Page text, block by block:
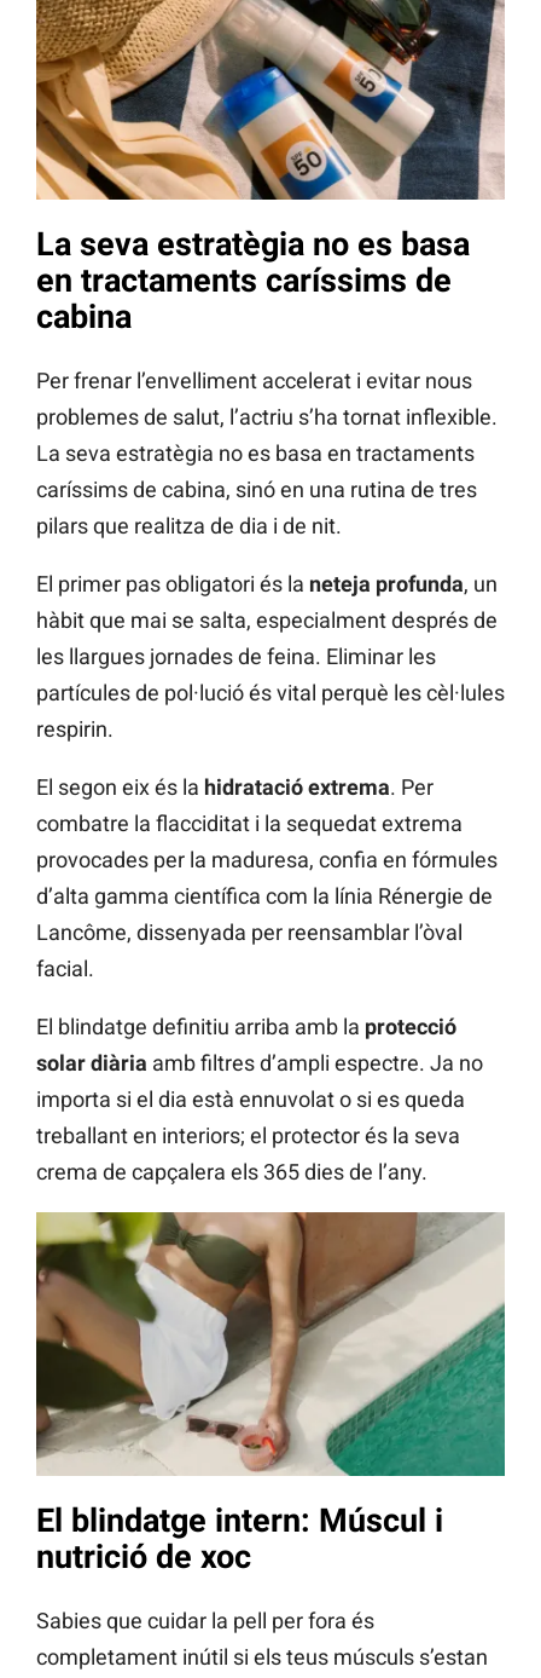
La seva estratègia no es basa
en tractaments caríssims de
cabina
Per frenar l’envelliment accelerat i evitar nous
problemes de salut, l’actriu s’ha tornat inflexible.
La seva estratègia no es basa en tractaments
caríssims de cabina, sinó en una rutina de tres
pilars que realitza de dia i de nit.
El primer pas obligatori és la neteja profunda, un
hàbit que mai se salta, especialment després de
les llargues jornades de feina. Eliminar les
partícules de pol·lució és vital perquè les cèl·lules
respirin.
El segon eix és la hidratació extrema. Per
combatre la flacciditat i la sequedat extrema
provocades per la maduresa, confia en fórmules
d’alta gamma científica com la línia Rénergie de
Lancôme, dissenyada per reensamblar l’òval
facial.
El blindatge definitiu arriba amb la protecció
solar diària amb filtres d’ampli espectre. Ja no
importa si el dia està ennuvolat o si es queda
treballant en interiors; el protector és la seva
crema de capçalera els 365 dies de l’any.
El blindatge intern: Múscul i
nutrició de xoc
Sabies que cuidar la pell per fora és
completament inútil si els teus músculs s’estan